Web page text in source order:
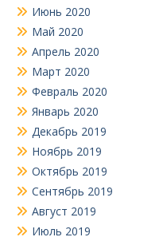
Июнь 2020
Май 2020
Апрель 2020
Март 2020
Февраль 2020
Январь 2020
Декабрь 2019
Ноябрь 2019
Октябрь 2019
Сентябрь 2019
Август 2019
Июль 2019